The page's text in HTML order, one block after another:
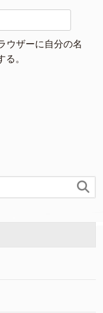
ウザーに自分の名
。
